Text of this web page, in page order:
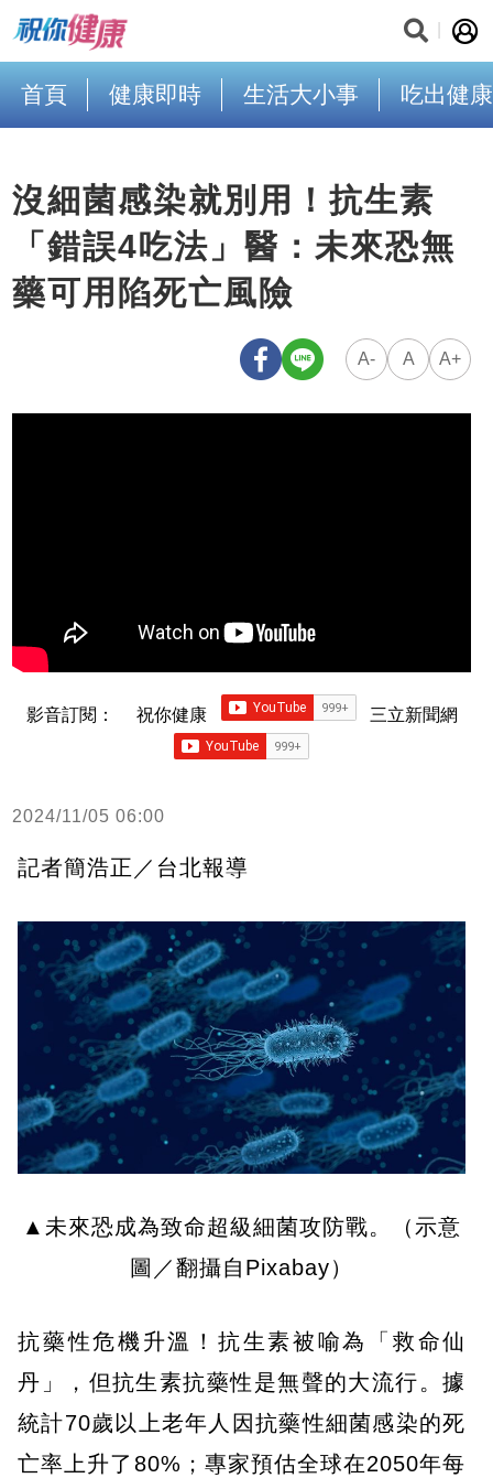
首頁 健康即時 生活大小事 吃出健康
沒細菌感染就別用！抗生素
「錯誤4吃法」醫：未來恐無
藥可用陷死亡風險
A- A A+
影音訂閱： 祝你健康 三立新聞網
2024/11/05 06:00
記者簡浩正／台北報導
▲未來恐成為致命超級細菌攻防戰。（示意
圖／翻攝自Pixabay）
抗藥性危機升溫！抗生素被喻為「救命仙
丹」，但抗生素抗藥性是無聲的大流行。據
統計70歲以上老年人因抗藥性細菌感染的死
亡率上升了80%；專家預估全球在2050年每